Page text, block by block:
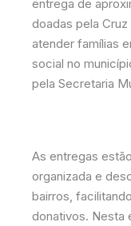
entrega de
doadas pela
atender famílias
social no
pela Secretaria
As entregas
organizada e
bairros,
donativos. Nesta